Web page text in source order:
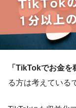
「TikTokでお金を
る方は考えている